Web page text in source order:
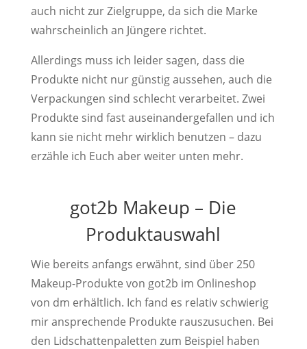
auch nicht zur Zielgruppe, da sich die Marke
wahrscheinlich an Jüngere richtet.
Allerdings muss ich leider sagen, dass die
Produkte nicht nur günstig aussehen, auch die
Verpackungen sind schlecht verarbeitet. Zwei
Produkte sind fast auseinandergefallen und ich
kann sie nicht mehr wirklich benutzen – dazu
erzähle ich Euch aber weiter unten mehr.
got2b Makeup – Die
Produktauswahl
Wie bereits anfangs erwähnt, sind über 250
Makeup-Produkte von got2b im Onlineshop
von dm erhältlich. Ich fand es relativ schwierig
mir ansprechende Produkte rauszusuchen. Bei
den Lidschattenpaletten zum Beispiel haben